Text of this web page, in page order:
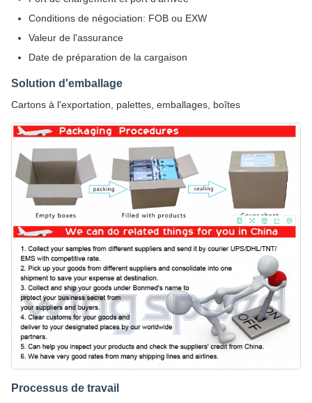
Conditions de négociation: FOB ou EXW
Valeur de l'assurance
Date de préparation de la cargaison
Solution d'emballage
Cartons à l'exportation, palettes, emballages, boîtes
Processus de travail